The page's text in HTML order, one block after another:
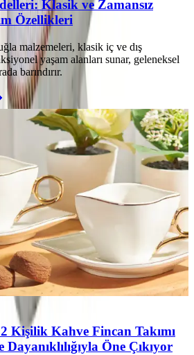
Klasik ve Zamansız
Özellikleri
malzemeleri, klasik iç ve dış
yaşam alanları sunar, geleneksel
barındırır.
Kişilik Kahve Fincan Takımı
Dayanıklılığıyla Öne Çıkıyor